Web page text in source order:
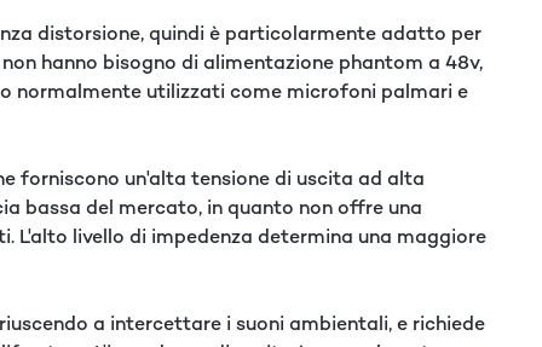
distorsione, quindi è particolarmente adatto per
hanno bisogno di alimentazione phantom a 48v,
normalmente utilizzati come microfoni palmari e
forniscono un'alta tensione di uscita ad alta
bassa del mercato, in quanto non offre una
L'alto livello di impedenza determina una maggiore
a intercettare i suoni ambientali, e richiede